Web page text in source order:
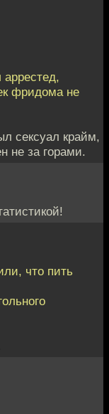
фридома не
сексуал крайм,
не за горами.
что пить